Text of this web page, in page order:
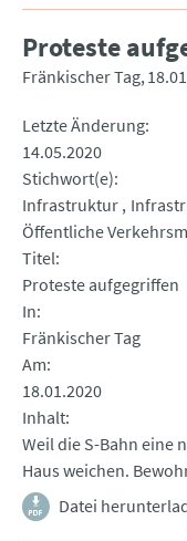
Proteste
Fränkischer Tag
Letzte Änderung
14.05.2020
Stichwort(e)
Infrastruktur
Öffentliche
Titel
Proteste aufgegriffen
In
Fränkischer Tag
Am
18.01.2020
Inhalt
Weil die S-Bahn eine
Haus weichen.
Datei